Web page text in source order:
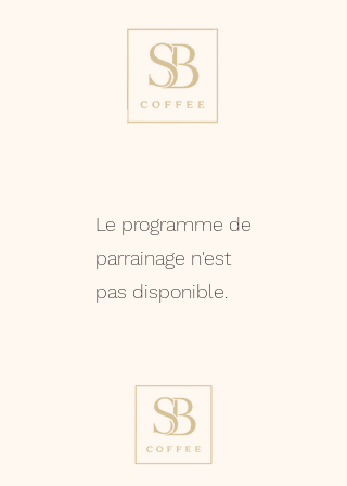
Le programme de
parrainage n'est
pas disponible.